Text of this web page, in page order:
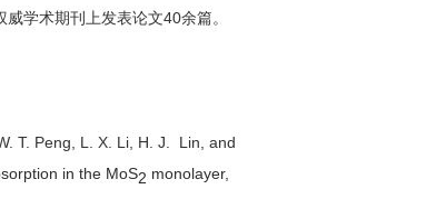
学术期刊上发表论文40余篇。
T. Peng, L. X. Li, H. J. Lin, and
in the MoS2 monolayer,